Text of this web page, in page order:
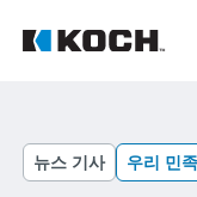
뉴스 기사 우리 민족